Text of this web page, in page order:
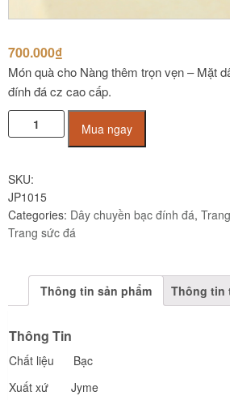
700.000₫
Món quà cho Nàng thêm trọn vẹn – Mặt
đính đá cz cao cấp.
dây
quantity
Mua ngay
SKU:
JP1015
Categories: Dây chuyền bạc đính đá,
Trang sức đá
Thông tin sản phẩm Thông tin
Thông Tin
Chất liệu Bạc
Xuất xứ Jyme